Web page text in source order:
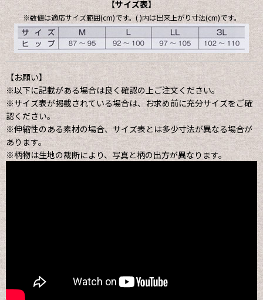
【サイズ表】
※数値は適応サイズ範囲(cm)です。( )内は出来上がり寸法(cm)です。
【お願い】
※以下に記載がある場合は良く確認の上ご注文ください。
※サイズ表が掲載されている場合は、お求め前に充分サイズをご確
認ください。
※伸縮性のある素材の場合、サイズ表とは多少寸法が異なる場合が
あります。
※柄物は生地の裁断により、写真と柄の出方が異なります。